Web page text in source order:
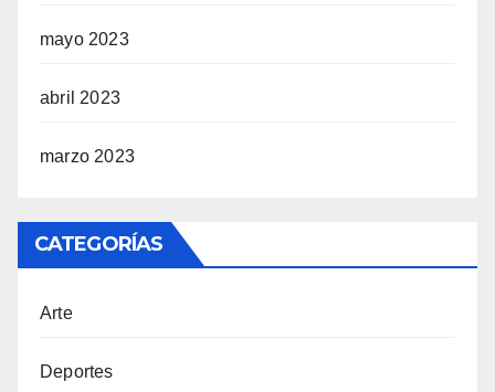
mayo 2023
abril 2023
marzo 2023
CATEGORÍAS
Arte
Deportes